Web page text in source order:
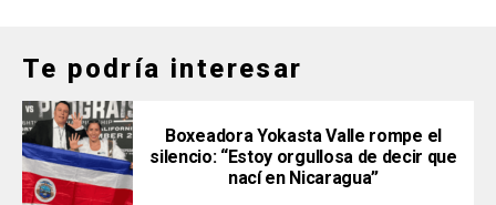
Te podría interesar
Boxeadora Yokasta Valle rompe el
silencio: “Estoy orgullosa de decir que
nací en Nicaragua”